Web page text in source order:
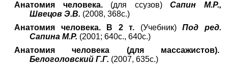
Анатомия человека.(для ссузов)Сапин М.Р.,
Швецов Э.В. (2008, 368с.)
Анатомия человека. В 2 т. (Учебник)Под ред.
Сапина М.Р. (2001; 640с., 640с.)
Анатомия человека (для массажистов).
Белоголовский Г.Г. (2007, 635с.)